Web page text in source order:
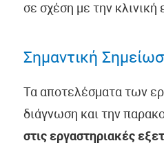
σε σχέση με την κλινική
Σημαντική
Τα αποτελέσματα των
διάγνωση και την
στις εργαστηριακές